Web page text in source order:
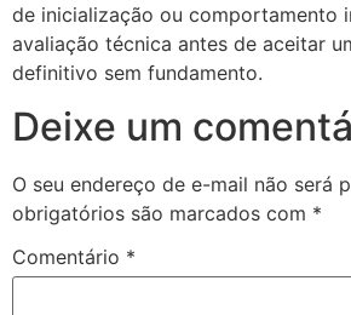
de inicialização ou comportamento
avaliação técnica antes de aceitar
definitivo sem fundamento.
Deixe um
O seu endereço de e-mail não será
obrigatórios são marcados com *
Comentário *